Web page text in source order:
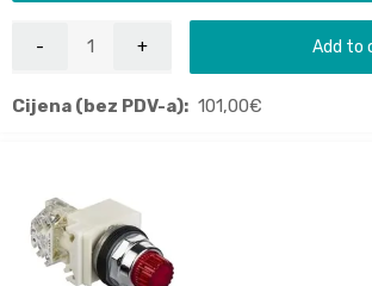
Add to
Cijena (bez PDV-a): 101,00€